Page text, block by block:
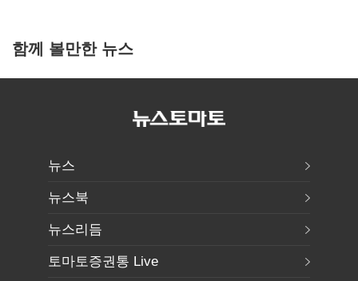
함께 볼만한 뉴스
뉴스
뉴스북
뉴스리듬
토마토증권통 Live